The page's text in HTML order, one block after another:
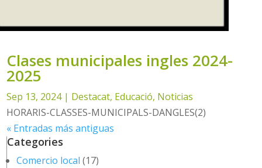
Clases municipales ingles 2024-
2025
Sep 13, 2024| Destacat, Educació, Noticias
HORARIS-CLASSES-MUNICIPALS-DANGLES(2)
« Entradas más antiguas
Categories
Comercio local (17)